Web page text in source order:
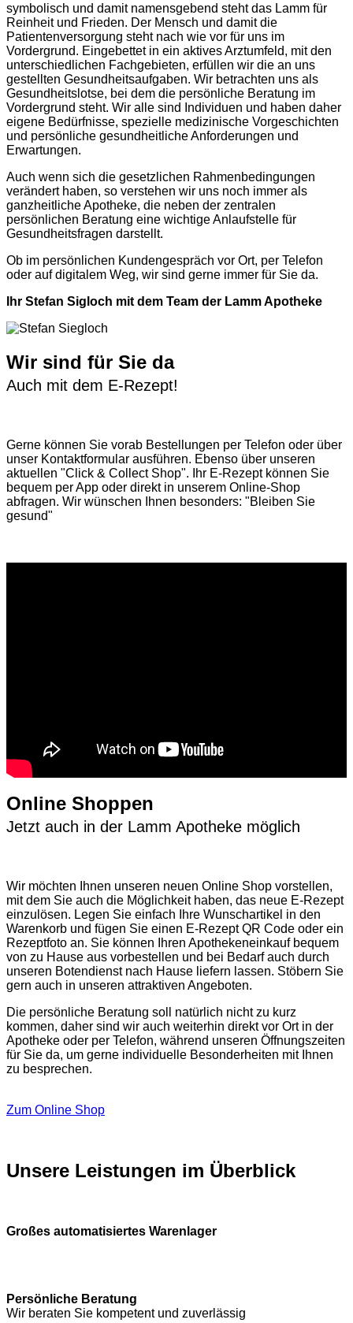
symbolisch und damit namensgebend steht das Lamm für
Reinheit und Frieden. Der Mensch und damit die
Patientenversorgung steht nach wie vor für uns im
Vordergrund. Eingebettet in ein aktives Arztumfeld, mit den
unterschiedlichen Fachgebieten, erfüllen wir die an uns
gestellten Gesundheitsaufgaben. Wir betrachten uns als
Gesundheitslotse, bei dem die persönliche Beratung im
Vordergrund steht. Wir alle sind Individuen und haben daher
eigene Bedürfnisse, spezielle medizinische Vorgeschichten
und persönliche gesundheitliche Anforderungen und
Erwartungen.
Auch wenn sich die gesetzlichen Rahmenbedingungen
verändert haben, so verstehen wir uns noch immer als
ganzheitliche Apotheke, die neben der zentralen
persönlichen Beratung eine wichtige Anlaufstelle für
Gesundheitsfragen darstellt.
Ob im persönlichen Kundengespräch vor Ort, per Telefon
oder auf digitalem Weg, wir sind gerne immer für Sie da.
Ihr Stefan Sigloch mit dem Team der Lamm Apotheke
Wir sind für Sie da
Auch mit dem E-Rezept!
Gerne können Sie vorab Bestellungen per Telefon oder über
unser Kontaktformular ausführen. Ebenso über unseren
aktuellen "Click & Collect Shop". Ihr E-Rezept können Sie
bequem per App oder direkt in unserem Online-Shop
abfragen. Wir wünschen Ihnen besonders: "Bleiben Sie
gesund"
Online Shoppen
Jetzt auch in der Lamm Apotheke möglich
Wir möchten Ihnen unseren neuen Online Shop vorstellen,
mit dem Sie auch die Möglichkeit haben, das neue E-Rezept
einzulösen. Legen Sie einfach Ihre Wunschartikel in den
Warenkorb und fügen Sie einen E-Rezept QR Code oder ein
Rezeptfoto an. Sie können Ihren Apothekeneinkauf bequem
von zu Hause aus vorbestellen und bei Bedarf auch durch
unseren Botendienst nach Hause liefern lassen. Stöbern Sie
gern auch in unseren attraktiven Angeboten.
Die persönliche Beratung soll natürlich nicht zu kurz
kommen, daher sind wir auch weiterhin direkt vor Ort in der
Apotheke oder per Telefon, während unseren Öffnungszeiten
für Sie da, um gerne individuelle Besonderheiten mit Ihnen
zu besprechen.
Zum Online Shop
Unsere Leistungen im Überblick
Großes automatisiertes Warenlager
Persönliche Beratung
Wir beraten Sie kompetent und zuverlässig